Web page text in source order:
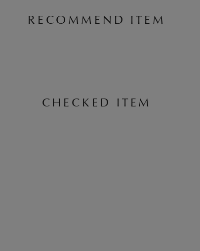
RECOMMEND ITEM
CHECKED ITEM